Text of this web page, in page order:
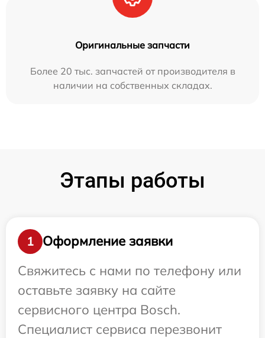
Оригинальные запчасти
Более 20 тыс. запчастей от производителя в
наличии на собственных складах.
Этапы работы
1
Оформление заявки
Свяжитесь с нами по телефону или
оставьте заявку на сайте
сервисного центра Bosch.
Специалист сервиса перезвонит